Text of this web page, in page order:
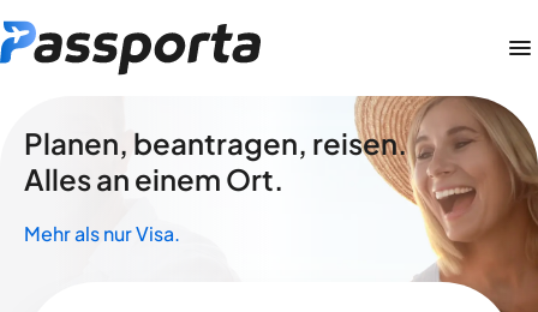
Planen, beantragen, reisen.
Alles an einem Ort.
Mehr als nur Visa.